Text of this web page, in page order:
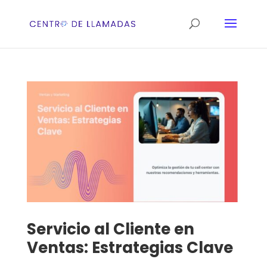
Servicio al Cliente en
Ventas: Estrategias Clave